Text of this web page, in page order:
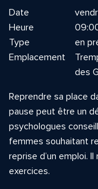
Date
Heure
Type
en
Emplacement
des
Reprendre sa place
pause peut être un
psychologues
femmes souhaitant
reprise d’un emploi.
exercices.